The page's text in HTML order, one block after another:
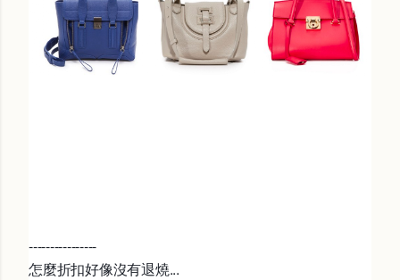
----------------
怎麼折扣好像沒有退燒...